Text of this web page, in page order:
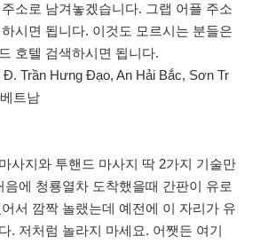
소로 남겨놓겠습니다. 그랩 어플 주소
시면 됩니다. 이것도 모르시는 분들은
호텔 검색하시면 됩니다.
Đ. Trần Hưng Đạo, An Hải Bắc, Sơn Tr
트남
사지와 투핸드 마사지 딱 2가지 기술만
음에 청룡열차 도착했을때 간판이 유로
서 깜짝 놀랬는데 예전에 이 자리가 유
. 저처럼 놀라지 마세요. 어쨋든 여기